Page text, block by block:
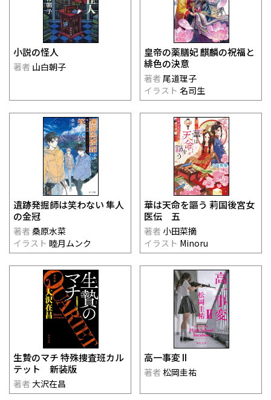
小説の怪人
著者 山白朝子
皇帝の薬膳妃 麒麟の祝福と
緋色の決意
著者 尾道理子
イラスト 名司生
遺跡発掘師は笑わない 隼人
の金冠
著者 桑原水菜
イラスト 睦月ムンク
華は天命を謳う 莉国後宮女
医伝 五
著者 小田菜摘
イラスト Minoru
生贄のマチ 特殊捜査班カル
テット 新装版
著者 大沢在昌
高一事変 II
著者 松岡圭祐